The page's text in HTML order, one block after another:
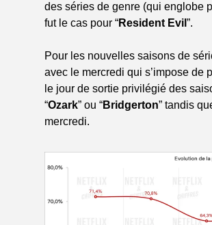
des séries de genre (qui englobe
fut le cas pour “Resident Evil ”.
Pour les nouvelles saisons de
avec le mercredi qui s’impose de
le jour de sortie privilégié des
“Ozark” ou “Bridgerton” tandis
mercredi.